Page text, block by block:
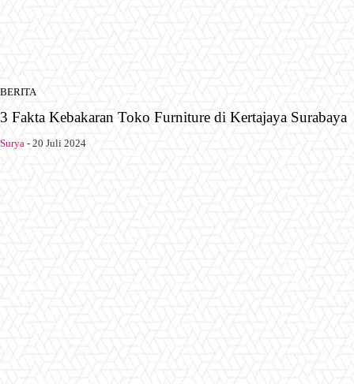
BERITA
3 Fakta Kebakaran Toko Furniture di Kertajaya Surabaya
Surya - 20 Juli 2024